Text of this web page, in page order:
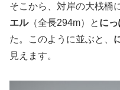
そこから、対岸の大桟橋
エル（全長294m）と に
た。このように並ぶと、
見えます。